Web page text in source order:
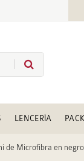
LENCERÍA
de Microfibra en negro